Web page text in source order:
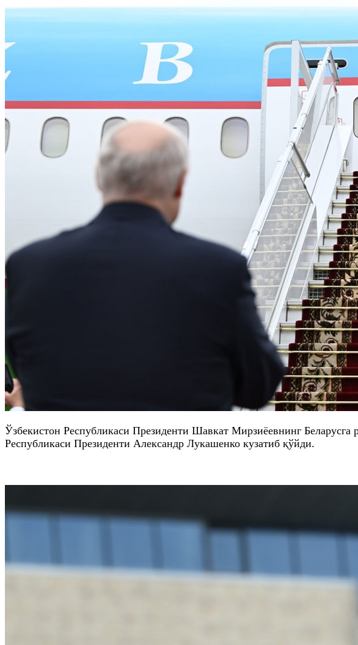
Ўзбекистон Республикаси Президенти Шавкат Мирзиёевнинг
Республикаси Президенти Александр Лукашенко кузатиб қўйди.